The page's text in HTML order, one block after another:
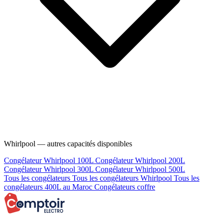
Whirlpool — autres capacités disponibles
Congélateur Whirlpool 100L Congélateur Whirlpool 200L
Congélateur Whirlpool 300L Congélateur Whirlpool 500L
Tous les congélateurs Tous les congélateurs Whirlpool Tous les
congélateurs 400L au Maroc Congélateurs coffre